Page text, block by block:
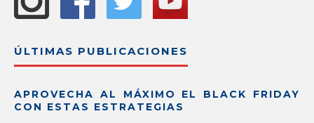
ÚLTIMAS PUBLICACIONES
APROVECHA AL MÁXIMO EL BLACK FRIDAY
CON ESTAS ESTRATEGIAS